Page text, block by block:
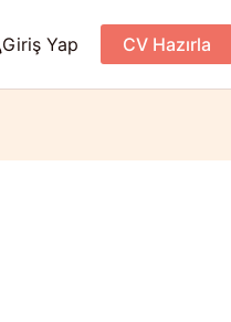
Giriş Yap CV Hazırla